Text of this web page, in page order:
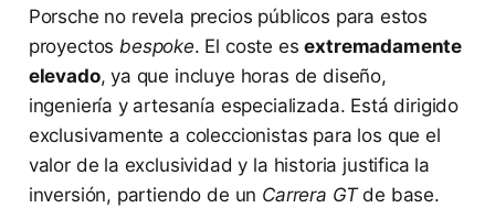
Porsche no revela precios públicos para estos
proyectosbespoke. El coste esextremadamente
elevado, ya que incluye horas de diseño,
ingeniería y artesanía especializada. Está dirigido
exclusivamente a coleccionistas para los que el
valor de la exclusividad y la historia justifica la
inversión, partiendo de un Carrera GTde base.